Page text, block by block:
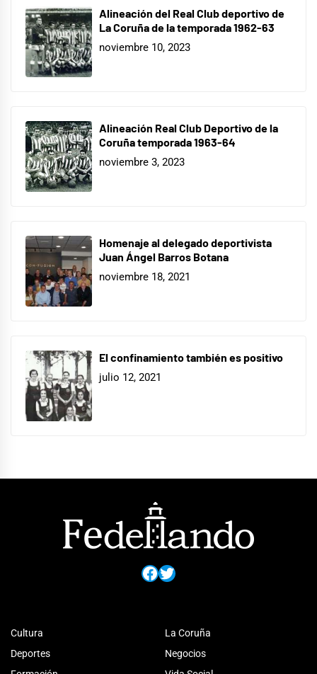
Alineación del Real Club deportivo de
La Coruña de la temporada 1962-63
noviembre 10, 2023
Alineación Real Club Deportivo de la
Coruña temporada 1963-64
noviembre 3, 2023
Homenaje al delegado deportivista
Juan Ángel Barros Botana
noviembre 18, 2021
El confinamiento también es positivo
julio 12, 2021
Facebook
Twitter
Cultura
Deportes
La Coruña
Negocios